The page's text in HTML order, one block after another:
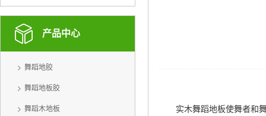
产品中心
舞蹈地胶
舞蹈地板胶
舞蹈木地板
实木舞蹈地板使舞者和